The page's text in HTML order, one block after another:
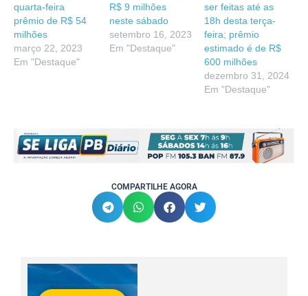
quarta-feira
prêmio de R$ 54
milhões
março 22, 2023
Em "Destaque"
R$ 9 milhões
neste sábado
setembro 16, 2023
Em "Destaque"
ser feitas até as
18h desta terça-
feira; prêmio
estimado é de R$
600 milhões
dezembro 31, 2024
Em "Destaque"
COMPARTILHE AGORA